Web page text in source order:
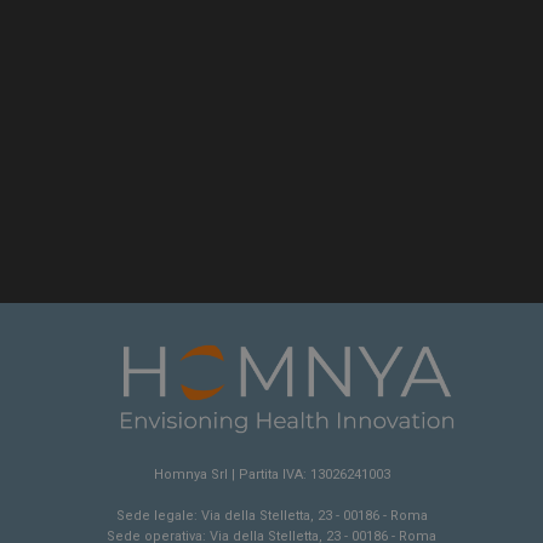
Homnya Srl | Partita IVA: 13026241003
Sede legale: Via della Stelletta, 23 - 00186 - Roma
Sede operativa: Via della Stelletta, 23 - 00186 - Roma